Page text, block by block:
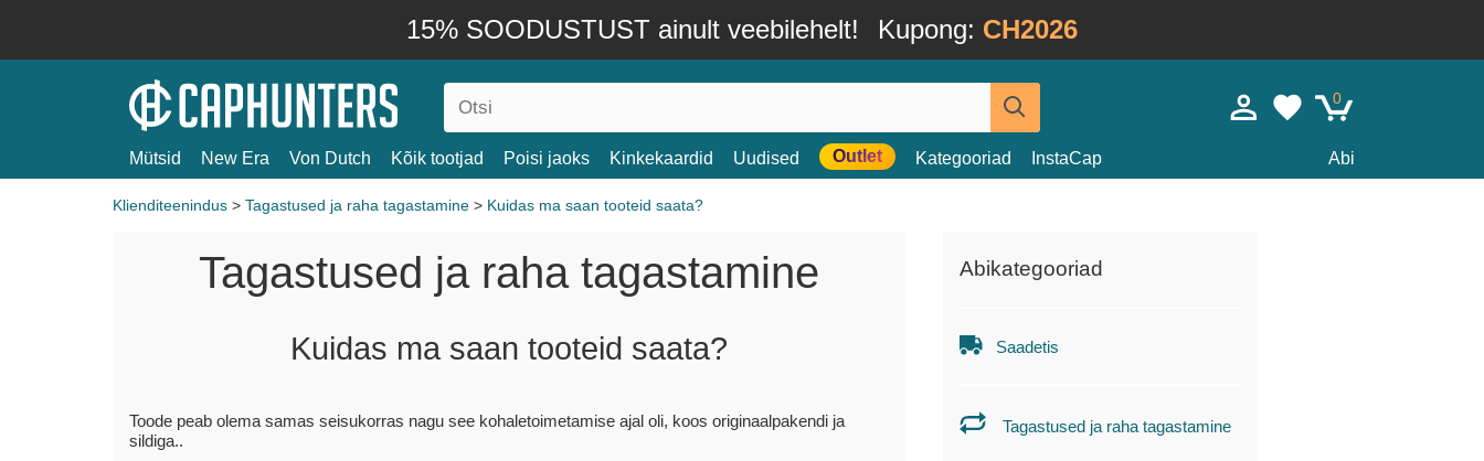
15% SOODUSTUST ainult veebilehelt! Kupong: CH2026
0
Mütsid New Era Von Dutch Kõik tootjad Poisi jaoks Kinkekaardid Uudised Outlet Kategooriad InstaCap Abi
Klienditeenindus > Tagastused ja raha tagastamine > Kuidas ma saan tooteid saata?
Tagastused ja raha tagastamine
Kuidas ma saan tooteid saata?
Toode peab olema samas seisukorras nagu see kohaletoimetamise ajal oli, koos originaalpakendi ja
sildiga..
Abikategooriad
Saadetis
Tagastused ja raha tagastamine